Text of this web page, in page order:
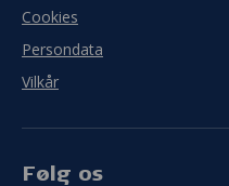
Cookies
Persondata
Vilkår
Følg os